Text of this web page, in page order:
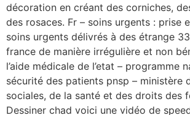
décoration en créant des corniches,
des rosaces. Fr – soins urgents : prise
soins urgents délivrés à des étrange
france de manière irrégulière et non
l’aide médicale de l’etat – programme
sécurité des patients pnsp – ministère
sociales, de la santé et des droits des
Dessiner chad voici une vidéo de